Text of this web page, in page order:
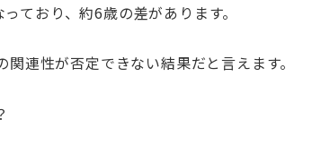
ており、約6歳の差があります。
連性が否定できない結果だと言えます。